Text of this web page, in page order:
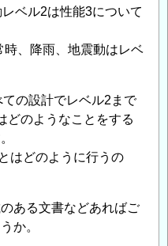
ベル2は性能3について
、降雨、地震動はレベ
の設計でレベル2まで
どのようなことをする
はどのように行うの
ある文書などあればご
か。